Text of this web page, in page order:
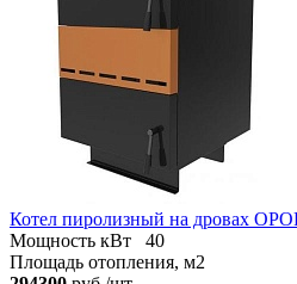
Котел пиролизный на дровах
Мощность кВт
40
Площадь отопления, м2